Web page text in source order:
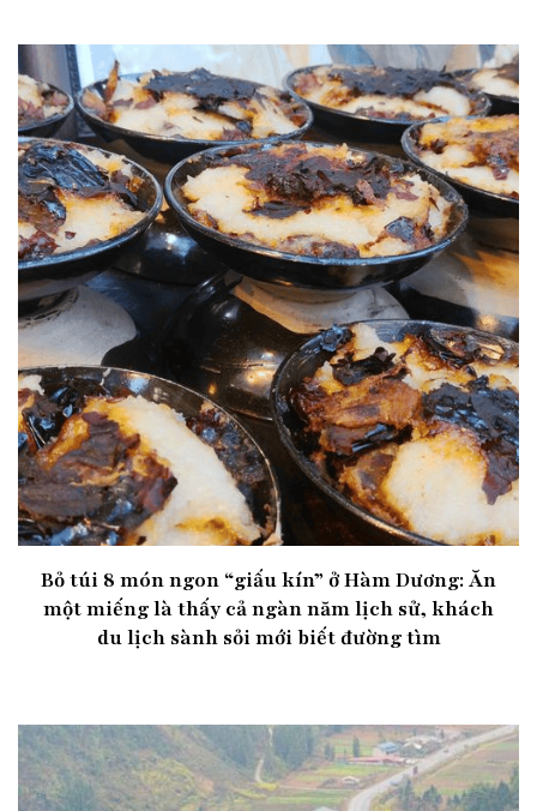
Bỏ túi 8 món ngon “giấu kín” ở Hàm Dương: Ăn
một miếng là thấy cả ngàn năm lịch sử, khách
du lịch sành sỏi mới biết đường tìm